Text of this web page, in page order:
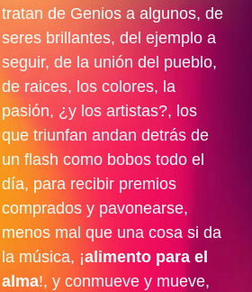
tratan de Genios a algunos, de
seres brillantes, del ejemplo a
seguir, de la unión del pueblo,
de raices, los colores, la
pasión, ¿y los artistas?, los
que triunfan andan detrás de
un flash como bobos todo el
día, para recibir premios
comprados y pavonearse,
menos mal que una cosa si da
la música, ¡alimento para el
alma!, y conmueve y mueve,